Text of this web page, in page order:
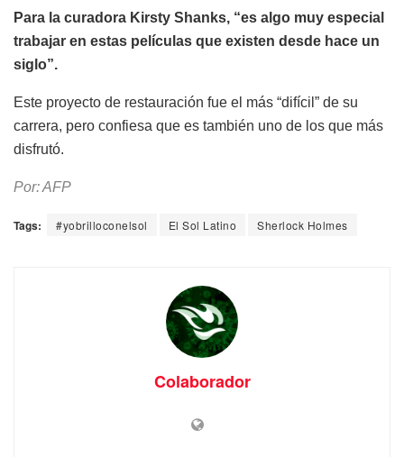
Para la curadora Kirsty Shanks, “es algo muy especial
trabajar en estas películas que existen desde hace un
siglo”.
Este proyecto de restauración fue el más “difícil” de su
carrera, pero confiesa que es también uno de los que más
disfrutó.
Por: AFP
Tags: #yobrilloconelsol El Sol Latino Sherlock Holmes
Colaborador